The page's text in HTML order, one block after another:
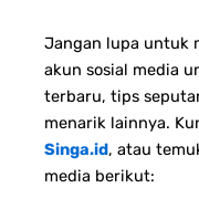
Jangan lupa untuk
akun sosial media
terbaru, tips
menarik lainnya.
Singa.id, atau
media berikut: